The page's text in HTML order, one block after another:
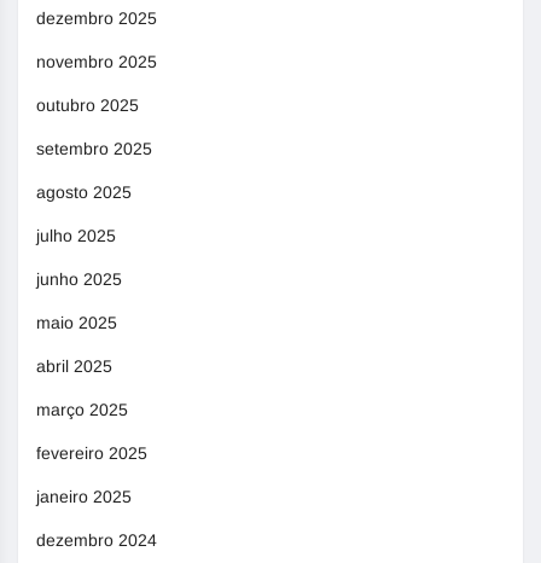
dezembro 2025
novembro 2025
outubro 2025
setembro 2025
agosto 2025
julho 2025
junho 2025
maio 2025
abril 2025
março 2025
fevereiro 2025
janeiro 2025
dezembro 2024